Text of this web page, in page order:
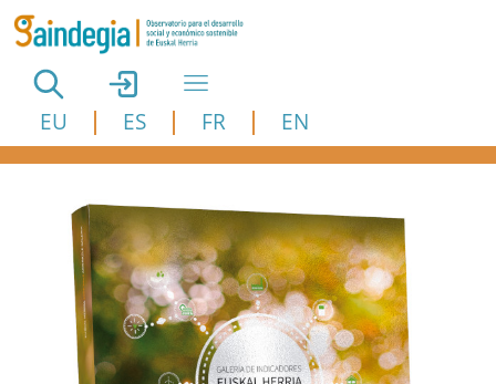
Pasar al contenido principal
EU ES FR EN